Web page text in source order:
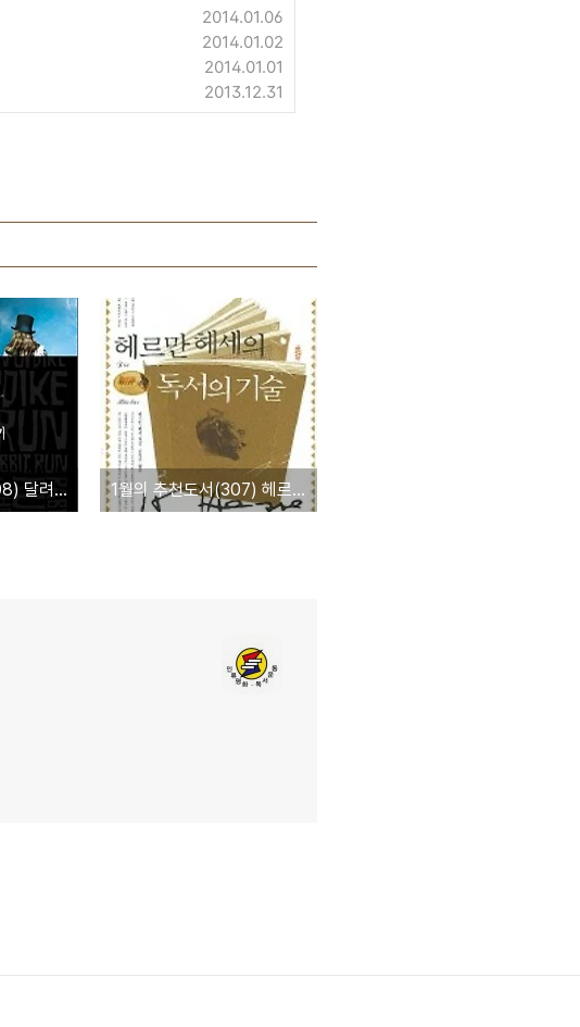
2014.01.06
2014.01.02
2014.01.01
2013.12.31
1월의 추천도서(308) 달려라, 토끼 - 존 업다이크 1월의 추천도서(307) 헤르만 헤세의 독서의 기술 - 헤르만 헤세